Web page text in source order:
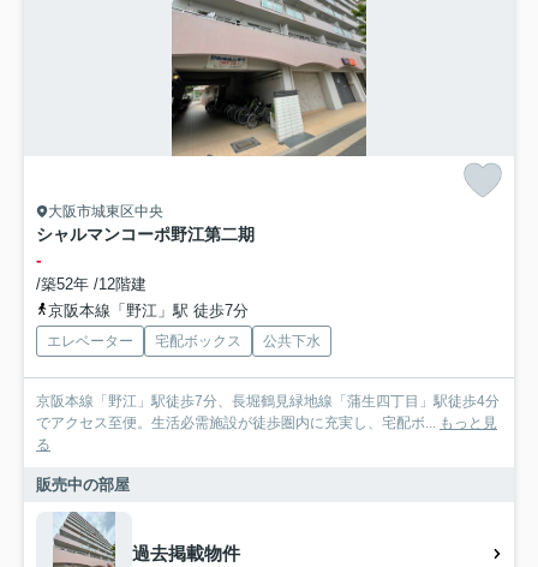
大阪市城東区中央
シャルマンコーポ野江第二期
-
/築52年 /12階建
京阪本線「野江」駅 徒歩7分
エレベーター 宅配ボックス 公共下水
京阪本線「野江」駅徒歩7分、長堀鶴見緑地線「蒲生四丁目」駅徒歩4分
でアクセス至便。生活必需施設が徒歩圏内に充実し、宅配ボ... もっと見
る
販売中の部屋
過去掲載物件